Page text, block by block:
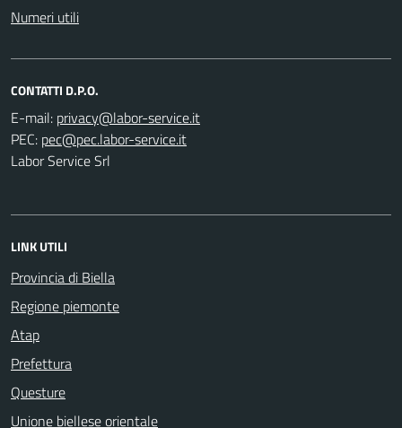
Numeri utili
CONTATTI D.P.O.
E-mail:
PEC:
Labor Service Srl
LINK UTILI
Provincia di Biella
Regione piemonte
Atap
Prefettura
Questure
Unione biellese orientale